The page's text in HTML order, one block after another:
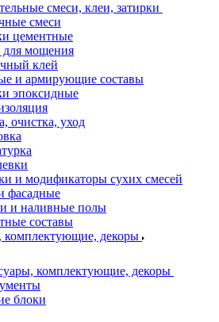
смеси, клеи, затирки
смеси
цементные
мощения
клей
и армирующие составы
эпоксидные
очистка, уход
и модификаторы сухих смесей
фасадные
и наливные полы
составы
комплектующие, декоры
комплектующие, декоры
блоки